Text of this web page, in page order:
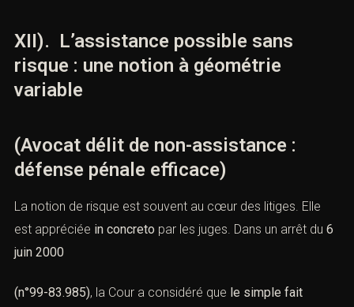
XII). L’assistance possible sans
risque : une notion à géométrie
variable
(Avocat délit de non-assistance :
défense pénale efficace)
La notion de risque est souvent au cœur des litiges. Elle
est appréciée in concreto par les juges. Dans un arrêt du 6
juin 2000
(n°99-83.985), la Cour a considéré que le simple fait